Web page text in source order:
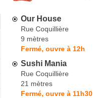
Our House
Rue Coquillière
9 mètres
Fermé, ouvre à 12h
Sushi Mania
Rue Coquillière
21 mètres
Fermé, ouvre à 11h30